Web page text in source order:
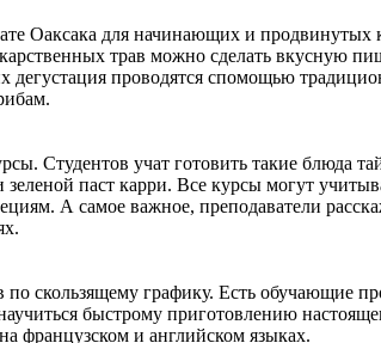
Оаксака для начинающих и продвинутых
трав можно сделать вкусную
дегустация проводятся спомощью
Студентов учат готовить такие блюда
паст карри. Все курсы могут
А самое важное, преподаватели
по скользящему графику. Есть обучающие
быстрому приготовлению
французском и английском языках.